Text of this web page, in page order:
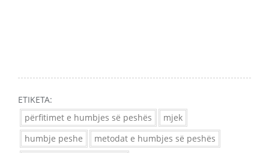
ETIKETA:
përfitimet e humbjes së peshës
mjek
humbje peshe
metodat e humbjes së peshës